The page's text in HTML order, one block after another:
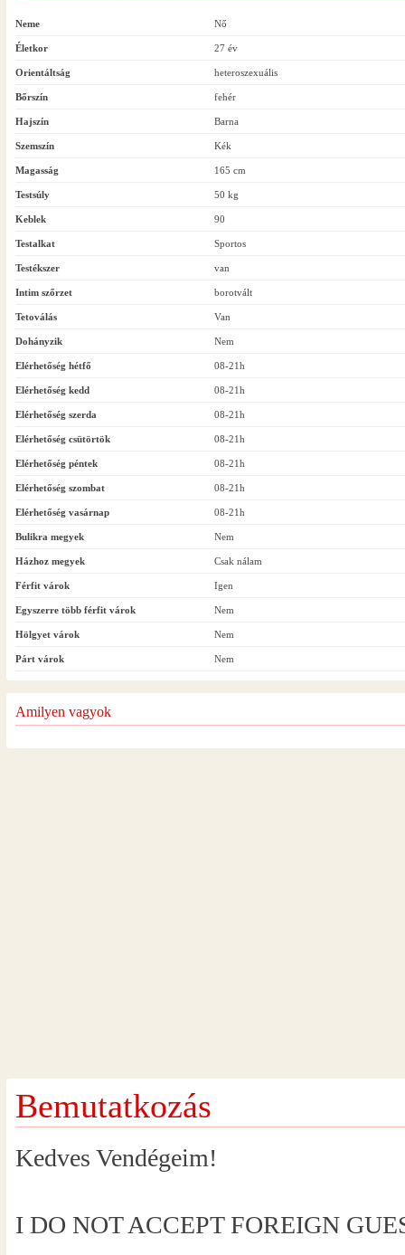
Neme Nő
Életkor 27 év
Orientáltság heteroszexuális
Bőrszín fehér
Hajszín Barna
Szemszín Kék
Magasság 165 cm
Testsúly 50 kg
Keblek 90
Testalkat Sportos
Testékszer van
Intim szőrzet borotvált
Tetoválás Van
Dohányzik Nem
Elérhetőség hétfő 08-21h
Elérhetőség kedd 08-21h
Elérhetőség szerda 08-21h
Elérhetőség csütörtök 08-21h
Elérhetőség péntek 08-21h
Elérhetőség szombat 08-21h
Elérhetőség vasárnap 08-21h
Bulikra megyek Nem
Házhoz megyek Csak nálam
Férfit várok Igen
Egyszerre több férfit várok Nem
Hölgyet várok Nem
Párt várok Nem
Amilyen vagyok
Bemutatkozás
Kedves Vendégeim!
I DO NOT ACCEPT FOREIGN